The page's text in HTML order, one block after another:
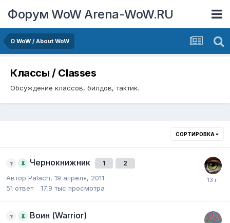
Форум WoW Arena-WoW.RU
О WoW / About WoW
Классы / Classes
Обсуждение классов, билдов, тактик.
СОРТИРОВКА
Чернокнижник 1 2
Автор Palach, 19 апреля, 2011
51 ответ 17,9 тыс просмотра
Воин (Warrior)